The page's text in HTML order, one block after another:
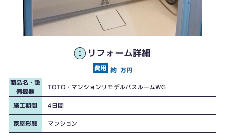
リフォーム詳細
約 万円
商品名・設
備機器
TOTO・マンションリモデルバスルームWG
施工期間 4日間
家屋形態 マンション